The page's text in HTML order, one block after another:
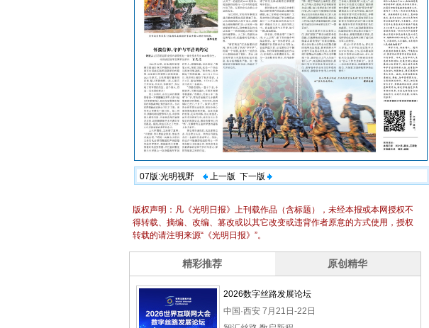
07版:光明视野 上一版 下一版